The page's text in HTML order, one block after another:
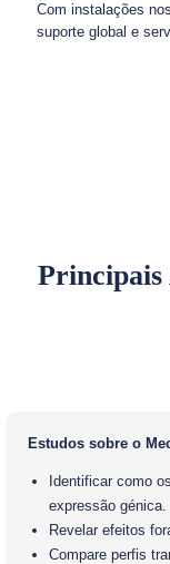
Com instalações
suporte global e
Principais
Estudos sobre o
Identificar como
expressão génica.
Revelar efeitos
Compare perfis